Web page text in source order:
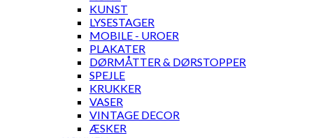
KUNST
LYSESTAGER
MOBILE - UROER
PLAKATER
DØRMÅTTER & DØRSTOPPER
SPEJLE
KRUKKER
VASER
VINTAGE DECOR
ÆSKER